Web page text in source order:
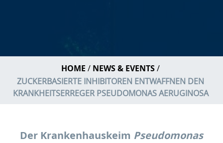
HOME
NEWS & EVENTS
ZUCKERBASIERTE INHIBITOREN ENTWAFFNEN DEN
KRANKHEITSERREGER PSEUDOMONAS AERUGINOSA
Der Krankenhauskeim Pseudomonas